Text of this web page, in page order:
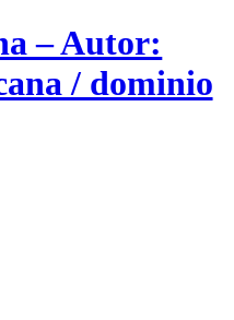
– Autor:
/ dominio